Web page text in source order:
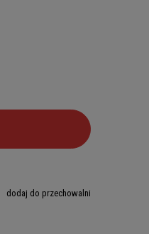
dodaj do przechowalni